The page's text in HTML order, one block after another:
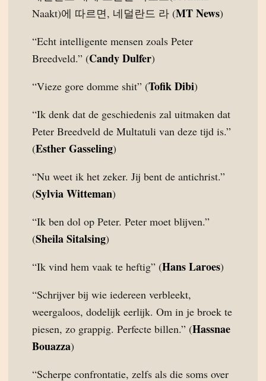
Naakt)에 따르면, 네덜란드 라 (MT News)
“Echt intelligente mensen zoals Peter
Breedveld.” (Candy Dulfer)
“Vieze gore domme shit” (Tofik Dibi)
“Ik denk dat de geschiedenis zal uitmaken dat
Peter Breedveld de Multatuli van deze tijd is.”
(Esther Gasseling)
“Nu weet ik het zeker. Jij bent de antichrist.”
(Sylvia Witteman)
“Ik ben dol op Peter. Peter moet blijven.”
(Sheila Sitalsing)
“Ik vind hem vaak te heftig” (Hans Laroes)
“Schrijver bij wie iedereen verbleekt,
weergaloos, dodelijk eerlijk. Om in je broek te
piesen, zo grappig. Perfecte billen.” (Hassnae
Bouazza)
“Scherpe confrontatie, zelfs als die soms over